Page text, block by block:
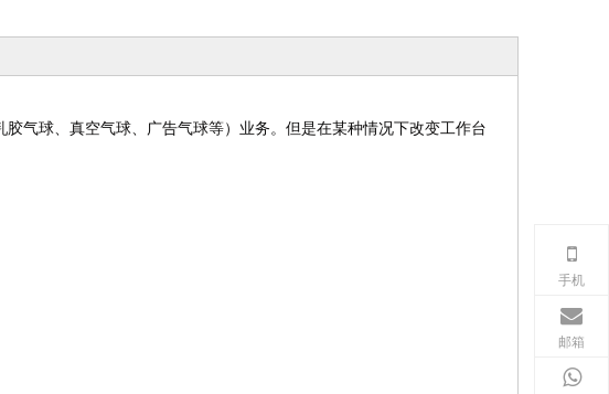
气球、真空气球、广告气球等）业务。但是在某种情况下改变工作台
手机
邮箱